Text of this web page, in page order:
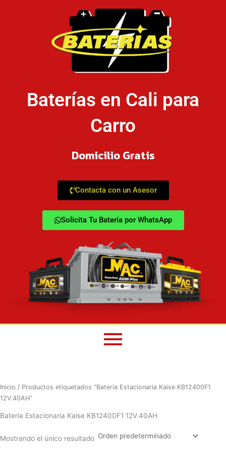
Baterías en Cali para
Carro
Domicilio Gratis
Contacta con un Asesor
Solicita Tu Batería por WhatsApp
Inicio / Productos etiquetados “Batería Estacionaria Kaise KB12400F1
12V.40AH”
Batería Estacionaria Kaise KB12400F1 12V.40AH
Mostrando el único resultado